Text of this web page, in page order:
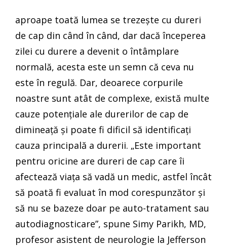
aproape toată lumea se trezește cu dureri
de cap din când în când, dar dacă începerea
zilei cu durere a devenit o întâmplare
normală, acesta este un semn că ceva nu
este în regulă. Dar, deoarece corpurile
noastre sunt atât de complexe, există multe
cauze potențiale ale durerilor de cap de
dimineață și poate fi dificil să identificați
cauza principală a durerii. „Este important
pentru oricine are dureri de cap care îi
afectează viața să vadă un medic, astfel încât
să poată fi evaluat în mod corespunzător și
să nu se bazeze doar pe auto-tratament sau
autodiagnosticare”, spune Simy Parikh, MD,
profesor asistent de neurologie la Jefferson